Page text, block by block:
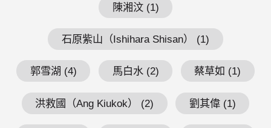
陳湘汶 (1)
石原紫山（Ishihara Shisan） (1)
郭雪湖 (4) 馬白水 (2) 蔡草如 (1)
洪救國（Ang Kiukok） (2) 劉其偉 (1)